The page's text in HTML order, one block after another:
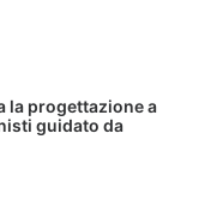
la progettazione a
guidato da